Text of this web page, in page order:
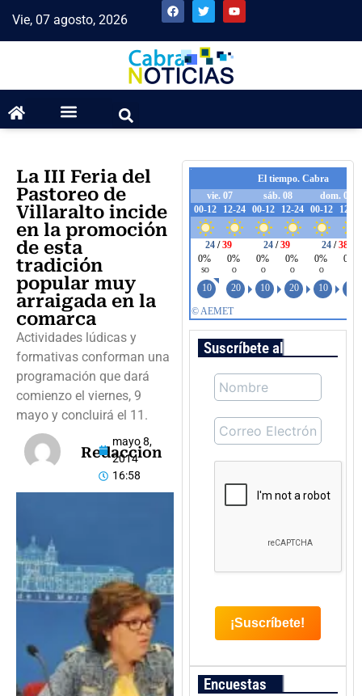
Vie, 07 agosto, 2026
La III Feria del
Pastoreo de
Villaralto incide
en la promoción
de esta
tradición
popular muy
arraigada en la
comarca
Actividades lúdicas y
formativas conforman una
programación que dará
comienzo el viernes, 9
mayo y concluirá el 11.
Redaccion
mayo 8,
2014
16:58
Suscríbete al boletín
Encuestas